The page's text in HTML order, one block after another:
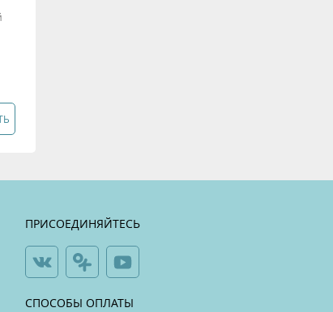
ПРИСОЕДИНЯЙТЕСЬ
СПОСОБЫ ОПЛАТЫ